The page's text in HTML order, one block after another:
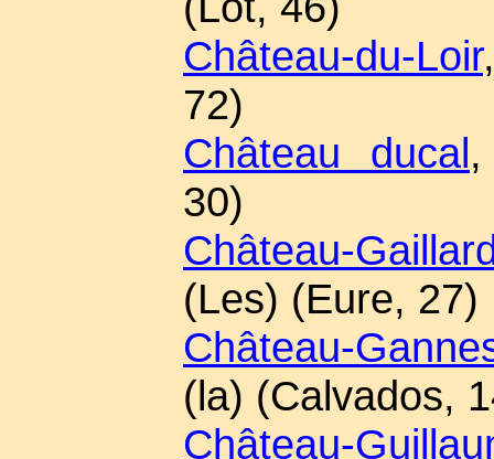
Château-du-Loir
72)
Château ducal
30)
Château-
(Les) (Eure, 27)
Château-
(la) (Calvados,
Château-